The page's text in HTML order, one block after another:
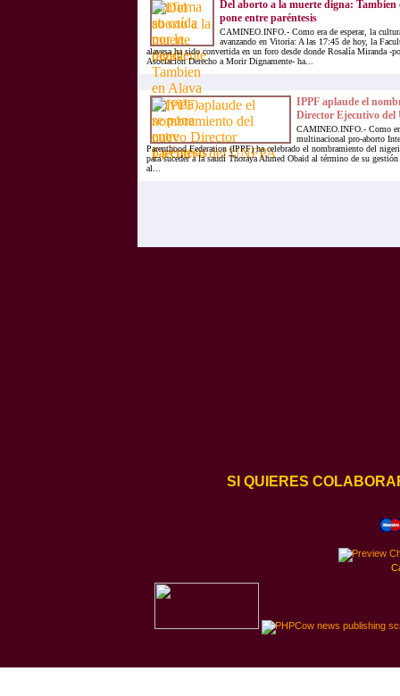
Del aborto a la muerte digna: Tambien
pone entre paréntesis
CAMINEO.INFO.- Como era de esperar, la
avanzando en Vitoria: A las 17:45 de hoy, la
alavesa ha sido convertida en un foro desde donde Rosalía Miranda -
Asociación Derecho a Morir Dignamente- ha...
IPPF aplaude el
Director Ejecutivo del
CAMINEO.INFO.- Como
multinacional pro-aborto
Parenthood Federation (IPPF) ha celebrado el nombramiento del
para suceder a la saudí Thoraya Ahmed Obaid al término de su
al...
SI QUIERES